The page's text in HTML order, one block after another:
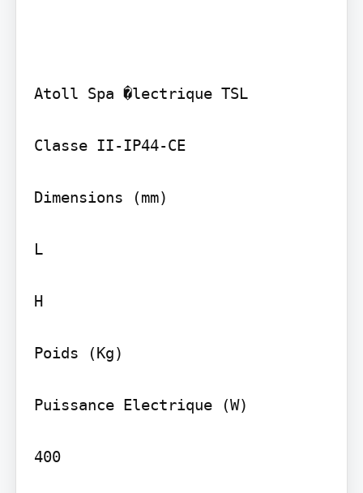
Atoll Spa �lectrique TSL
Classe II-IP44-CE
Dimensions (mm)
L
H
Poids (Kg)
Puissance Electrique (W)
400